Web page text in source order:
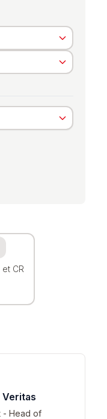
CR
- Head of